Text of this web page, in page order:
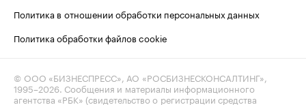
Политика в отношении обработки персональных данных
Политика обработки файлов cookie
© ООО «БИЗНЕСПРЕСС», АО «РОСБИЗНЕСКОНСАЛТИНГ»,
1995–2026. Сообщения и материалы информационного
агентства «РБК» (свидетельство о регистрации средства